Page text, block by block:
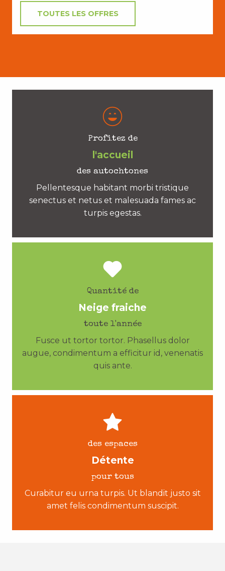
TOUTES LES OFFRES
Profitez de
l'accueil
des autochtones
Pellentesque habitant morbi tristique
senectus et netus et malesuada fames ac
turpis egestas.
Quantité de
Neige fraiche
toute l'année
Fusce ut tortor tortor. Phasellus dolor
augue, condimentum a efficitur id, venenatis
quis ante.
des espaces
Détente
pour tous
Curabitur eu urna turpis. Ut blandit justo sit
amet felis condimentum suscipit.